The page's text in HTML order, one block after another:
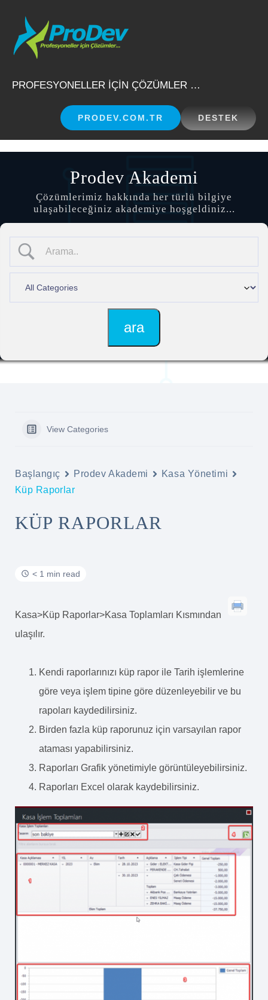
content
PROFESYONELLER İÇİN ÇÖZÜMLER …
PRODEV.COM.TR DESTEK
Prodev Akademi
Çözümlerimiz hakkında her türlü bilgiye
ulaşabileceğiniz akademiye hoşgeldiniz...
View Categories
Başlangıç Prodev Akademi
Kasa Yönetimi
Küp Raporlar
KÜP RAPORLAR
< 1 min read
Kasa>Küp Raporlar>Kasa Toplamları Kısmından
ulaşılır.
Kendi raporlarınızı küp rapor ile Tarih işlemlerine
göre veya işlem tipine göre düzenleyebilir ve bu
rapoları kaydedilirsiniz.
Birden fazla küp raporunuz için varsayılan rapor
ataması yapabilirsiniz.
Raporları Grafik yönetimiyle görüntüleyebilirsiniz.
Raporları Excel olarak kaydebilirsiniz.